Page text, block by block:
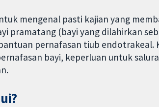
mengenal pasti kajian yang
pramatang (bayi yang dilahirkan
pernafasan tiub endotrakeal.
bayi, keperluan untuk